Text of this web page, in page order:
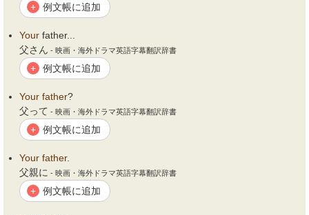
+ 例文帳に追加
Your father...
父さん - 映画・海外ドラマ英語字幕翻訳辞書
+ 例文帳に追加
Your father?
父って - 映画・海外ドラマ英語字幕翻訳辞書
+ 例文帳に追加
Your father.
父親に - 映画・海外ドラマ英語字幕翻訳辞書
+ 例文帳に追加